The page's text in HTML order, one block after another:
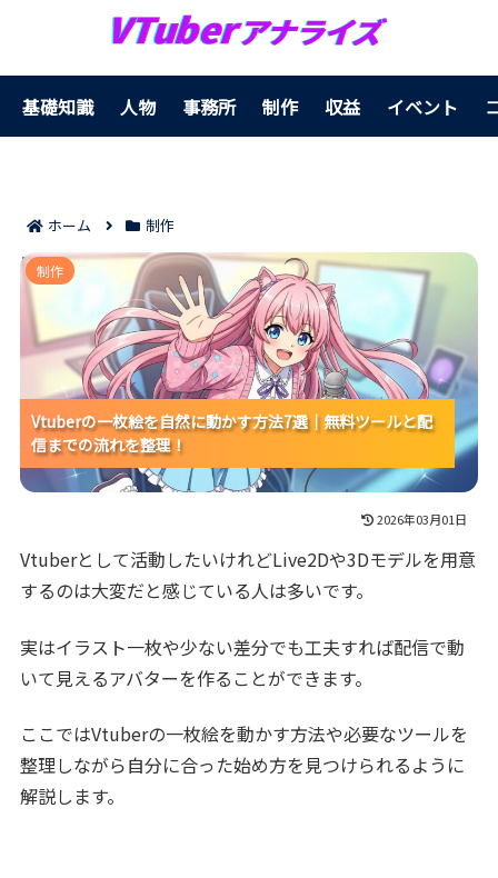
基礎知識 人物 事務所 制作 収益 イベント
ホーム 制作
Vtuberの一枚絵を自然に動かす方法7選｜無料ツールと
配信までの流れを整理！
Vtuberの一枚絵を自然に動かす方法7選｜無料ツールと配
信までの流れを整理！
Vtuberの一枚絵を自然に動かす方法7選｜無料ツールと配
信までの流れを整理！
Vtuberの一枚絵を自然に動かす方法7選｜無料ツールと配
信までの流れを整理！
制作
2026年03月01日
Vtuberとして活動したいけれどLive2Dや3Dモデルを用意
するのは大変だと感じている人は多いです。
実はイラスト一枚や少ない差分でも工夫すれば配信で動
いて見えるアバターを作ることができます。
ここではVtuberの一枚絵を動かす方法や必要なツールを
整理しながら自分に合った始め方を見つけられるように
解説します。